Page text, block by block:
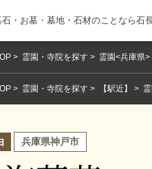
・お墓・墓地・石材のことなら石
霊園・寺院を探す 霊園<兵庫県>
霊園・寺院を探す 【駅近】
兵庫県神戸市